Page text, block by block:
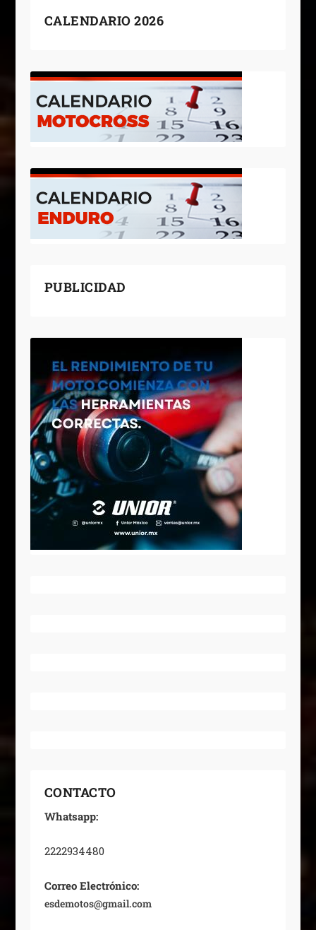
CALENDARIO 2026
PUBLICIDAD
CONTACTO
Whatsapp:
2222934480
Correo Electrónico:
esdemotos@gmail.com